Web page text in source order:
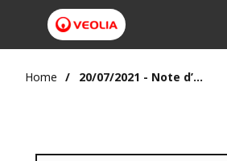
Home 20/07/2021 - Note d’information établie par la société VIGIE SA en réponse à l’offre publique d’achat visant les actions de la société VIGIE SA initiée par la société Veolia 20 juillet 2021